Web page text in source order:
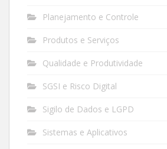
Planejamento e Controle
Produtos e Serviços
Qualidade e Produtividade
SGSI e Risco Digital
Sigilo de Dados e LGPD
Sistemas e Aplicativos